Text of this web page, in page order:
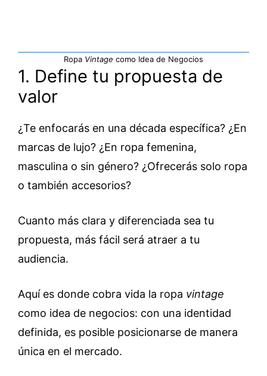
Ropa Vintage como Idea de Negocios
1. Define tu propuesta de
valor
¿Te enfocarás en una década específica? ¿En
marcas de lujo? ¿En ropa femenina,
masculina o sin género? ¿Ofrecerás solo ropa
o también accesorios?
Cuanto más clara y diferenciada sea tu
propuesta, más fácil será atraer a tu
audiencia.
Aquí es donde cobra vida la ropa vintage
como idea de negocios: con una identidad
definida, es posible posicionarse de manera
única en el mercado.